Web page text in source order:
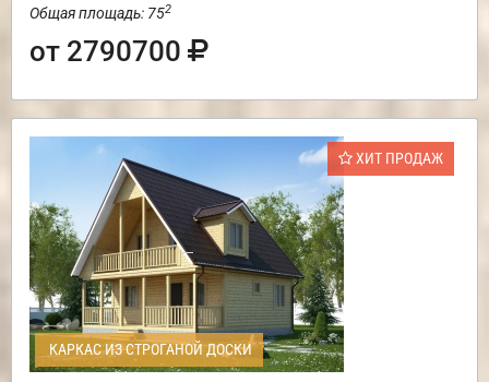
Общая площадь: 752
от 2790700
ХИТ ПРОДАЖ
КАРКАС ИЗ СТРОГАНОЙ ДОСКИ